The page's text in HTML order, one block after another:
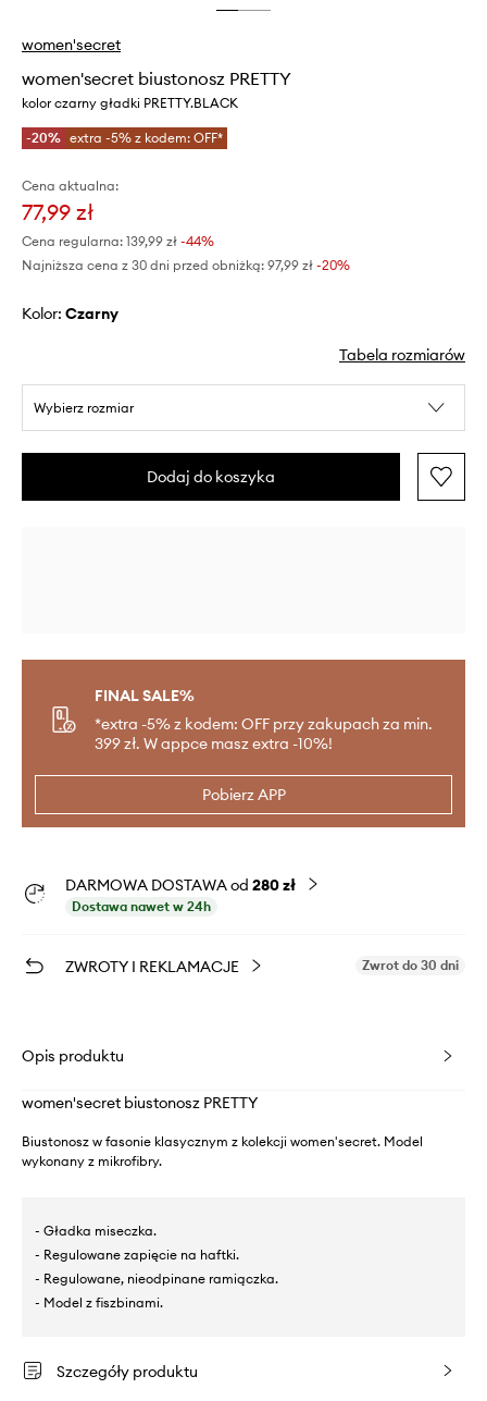
women'secret
women'secret biustonosz PRETTY
kolor czarny gładki PRETTY.BLACK
-20% extra -5% z kodem: OFF*
Cena aktualna:
77,99 zł
Cena regularna: 139,99 zł -44%
Najniższa cena z 30 dni przed obniżką: 97,99 zł -20%
Kolor: czarny
Tabela rozmiarów
Wybierz rozmiar
Dodaj do koszyka
FINAL SALE%
*extra -5% z kodem: OFF przy zakupach za min.
399 zł. W appce masz extra -10%!
Pobierz APP
DARMOWA DOSTAWA od 280 zł
Dostawa nawet w 24h
ZWROTY I REKLAMACJE Zwrot do 30 dni
Opis produktu
women'secret biustonosz PRETTY
Biustonosz w fasonie klasycznym z kolekcji women'secret. Model
wykonany z mikrofibry.
- Gładka miseczka.
- Regulowane zapięcie na haftki.
- Regulowane, nieodpinane ramiączka.
- Model z fiszbinami.
Szczegóły produktu